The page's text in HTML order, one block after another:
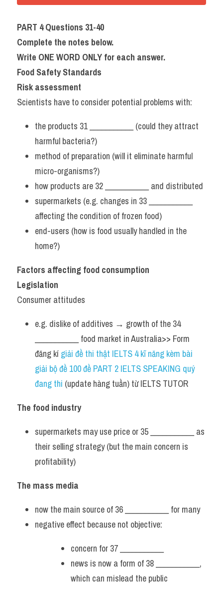
PART 4 Questions 31-40
Complete the notes below.
Write ONE WORD ONLY for each answer.
Food Safety Standards
Risk assessment
Scientists have to consider potential problems with:
the products 31 ___________ (could they attract
harmful bacteria?)
method of preparation (will it eliminate harmful
micro-organisms?)
how products are 32 ___________ and distributed
supermarkets (e.g. changes in 33 ___________
affecting the condition of frozen food)
end-users (how is food usually handled in the
home?)
Factors affecting food consumption
Legislation
Consumer attitudes
e.g. dislike of additives → growth of the 34
___________ food market in Australia>> Form
đăng kí giải đề thi thật IELTS 4 kĩ năng kèm bài
giải bộ đề 100 đề PART 2 IELTS SPEAKING quý
đang thi (update hàng tuần) từ IELTS TUTOR
The food industry
supermarkets may use price or 35 ___________ as
their selling strategy (but the main concern is
profitability)
The mass media
now the main source of 36 ___________ for many
negative effect because not objective:
concern for 37 ___________
news is now a form of 38 ___________,
which can mislead the public